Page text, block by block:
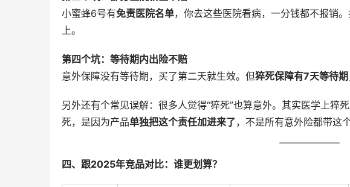
小蜜蜂6号有免责医院名单，你去这些医院看病，一分钱都不报销
上。
第四个坑：等待期内出险不赔
意外保障没有等待期，买了第二天就生效。但猝死保障有7天等待期
另外还有个常见误解：很多人觉得“猝死”也算意外。其实医学上猝
死，是因为产品单独把这个责任加进来了，不是所有意外险都带这个
四、跟2025年竞品对比：谁更划算？